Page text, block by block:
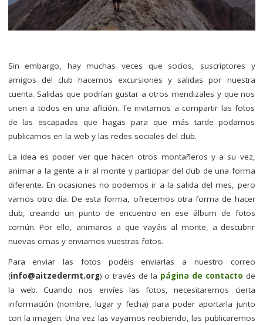
Sin embargo, hay muchas veces que socios, suscriptores y
amigos del club hacemos excursiones y salidas por nuestra
cuenta. Salidas que podrían gustar a otros mendizales y que nos
unen a todos en una afición. Te invitamos a compartir las fotos
de las escapadas que hagas para que más tarde podamos
publicarnos en la web y las redes sociales del club.
La idea es poder ver que hacen otros montañeros y a su vez,
animar a la gente a ir al monte y participar del club de una forma
diferente. En ocasiones no podemos ir a la salida del mes, pero
vamos otro día. De esta forma, ofrecemos otra forma de hacer
club, creando un punto de encuentro en ese álbum de fotos
común. Por ello, animaros a que vayáis al monte, a descubrir
nuevas cimas y enviarnos vuestras fotos.
Para enviar las fotos podéis enviarlas a nuestro correo
(info@aitzedermt.org) o través de la página de contacto de
la web. Cuando nos envíes las fotos, necesitaremos cierta
información (nombre, lugar y fecha) para poder aportarla junto
con la imagen. Una vez las vayamos recibiendo, las publicaremos